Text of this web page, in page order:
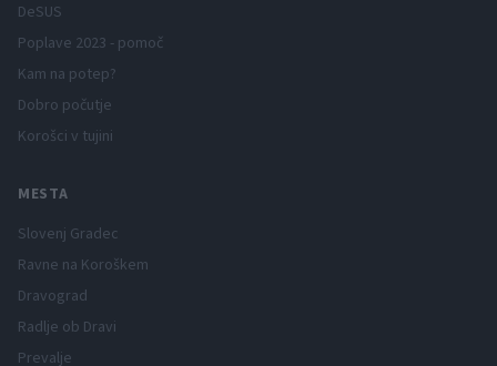
DeSUS
Poplave 2023 - pomoč
Kam na potep?
Dobro počutje
Korošci v tujini
MESTA
Slovenj Gradec
Ravne na Koroškem
Dravograd
Radlje ob Dravi
Prevalje